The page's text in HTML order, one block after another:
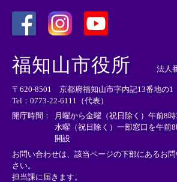
外
部
リ
ン
ク
＞
外
リ
ン
ク
＞
外
部
ン
ク
＞
福知山市役所 法人
〒620-8501 京都府福知山市字内記13番地の1
Tel：0773-22-6111（代表）
開庁時間：
月曜から金曜（祝日除く）午前8
水曜（祝日除く）一部窓口を午前
開設
お問い合わせは、該当ページの下部にあるお
さい。
担当課に届きます。